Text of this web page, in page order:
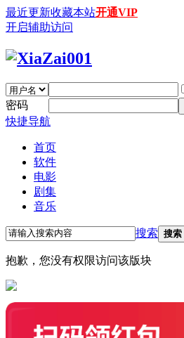
最近更新收藏本站开通VIP
开启辅助访问
密码
快捷导航
首页
软件
电影
剧集
音乐
搜索 搜索
抱歉，您没有权限访问该版块